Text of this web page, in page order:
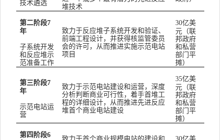
技术遴选
堆技术
第二阶段7
年
子系统开发
和反应堆示
范准备工作
致力于反应堆子系统开发和验证、
前端工程设计，并获得核监管委员
会的许可，从而推进实施示范电站
项目
30亿美
元（联
邦政府
和私营
部门平
摊）
第三阶段7
年
示范电站运
营
致力于示范电站建设和运营，深度
分析判断商业可行性，着手首堆工
程的详细设计，从而推进先进反应
堆首个商业电站建设
35亿美
元（联
邦政府
和私营
部门平
摊）
第四阶段6